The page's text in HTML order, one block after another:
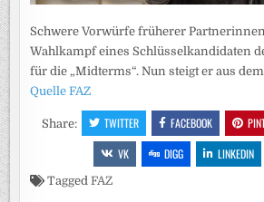
Schwere Vorwürfe früherer
Wahlkampf eines Schlüsselkandidaten
für die „Midterms“. Nun steigt er aus
Quelle FAZ
Share: TWITTER FACEBOOK
VK
DIGG LINKEDIN
TaggedFAZ